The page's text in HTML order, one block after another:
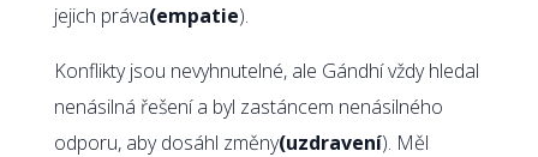
jejich práva(empatie).
Konflikty jsou nevyhnutelné, ale Gándhí vždy hledal
nenásilná řešení a byl zastáncem nenásilného
odporu, aby dosáhl změny(uzdravení). Měl